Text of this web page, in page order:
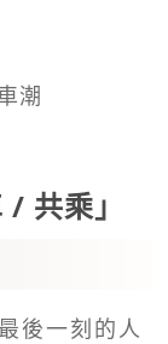
潮
共乘」
後一刻的人